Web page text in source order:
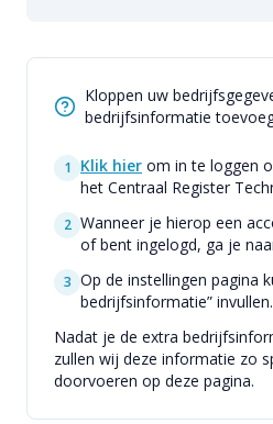
Kloppen uw
bedrijfsinformatie
1 Klik hier om in te loggen
het Centraal Register
2 Wanneer je hierop een
of bent ingelogd, ga je
3 Op de instellingen pagina
bedrijfsinformatie” invullen.
Nadat je de extra
zullen wij deze informatie zo
doorvoeren op deze pagina.